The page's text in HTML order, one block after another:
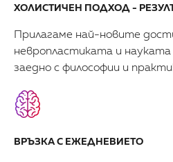
ХОЛИСТИЧЕН ПОДХОД -
Прилагаме най-новите
невропластиката и науката
заедно с философии и
ВРЪЗКА С ЕЖЕДНЕВИЕТО